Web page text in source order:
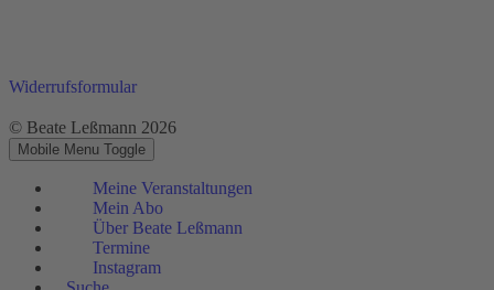
Widerrufsformular
© Beate Leßmann 2026
Mobile Menu Toggle
Meine Veranstaltungen
Mein Abo
Über Beate Leßmann
Termine
Instagram